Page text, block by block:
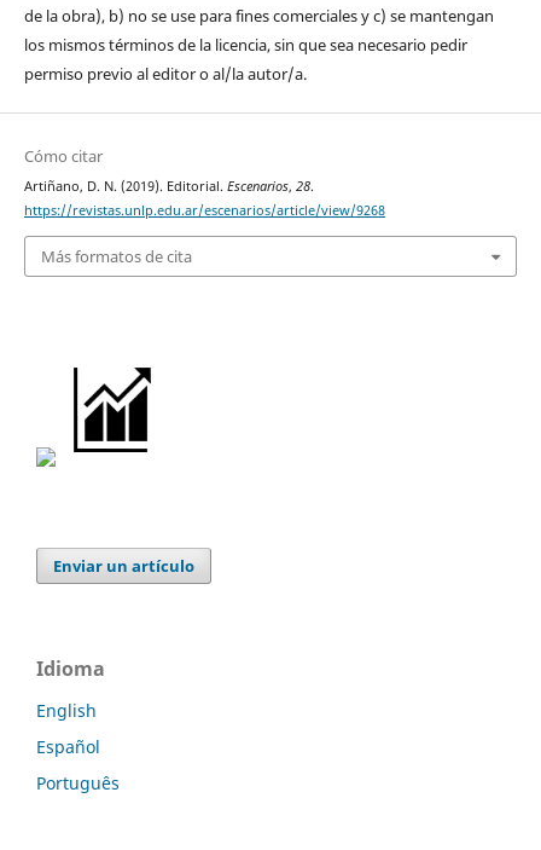
de la obra), b) no se use para fines comerciales y c) se mantengan
los mismos términos de la licencia, sin que sea necesario pedir
permiso previo al editor o al/la autor/a.
Cómo citar
Artiñano, D. N. (2019). Editorial. Escenarios, 28.
https://revistas.unlp.edu.ar/escenarios/article/view/9268
Más formatos de cita
Enviar un artículo
Idioma
English
Español
Português